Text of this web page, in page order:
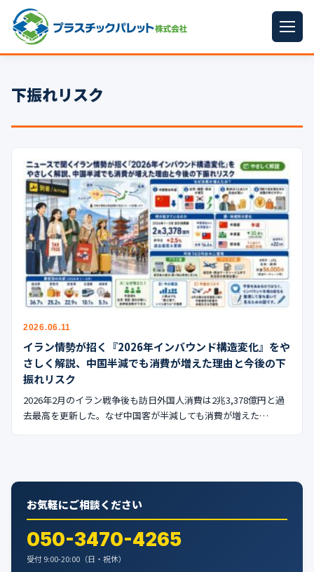
パレットサイズ
プラパレット ▼
コンテナ
中古パレット
再生原料
梱包資材
イラン情勢まとめ
公式ブログ
会社案内
🇺🇸🇰🇷🇹🇼🇻🇳
下振れリスク
2026.06.11
イラン情勢が招く『2026年インバウンド構造変化』をや
さしく解説、中国半減でも消費が増えた理由と今後の下
振れリスク
2026年2月のイラン戦争後も訪日外国人消費は2兆3,378億円と過
去最高を更新した。なぜ中国客が半減しても消費が増えた…
お気軽にご相談ください
050-3470-4265
受付 9:00-20:00（日・祝休）